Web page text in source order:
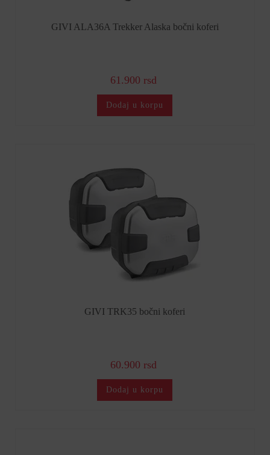
GIVI ALA36A Trekker Alaska bočni koferi
61.900 rsd
Dodaj u korpu
GIVI TRK35 bočni koferi
60.900 rsd
Dodaj u korpu